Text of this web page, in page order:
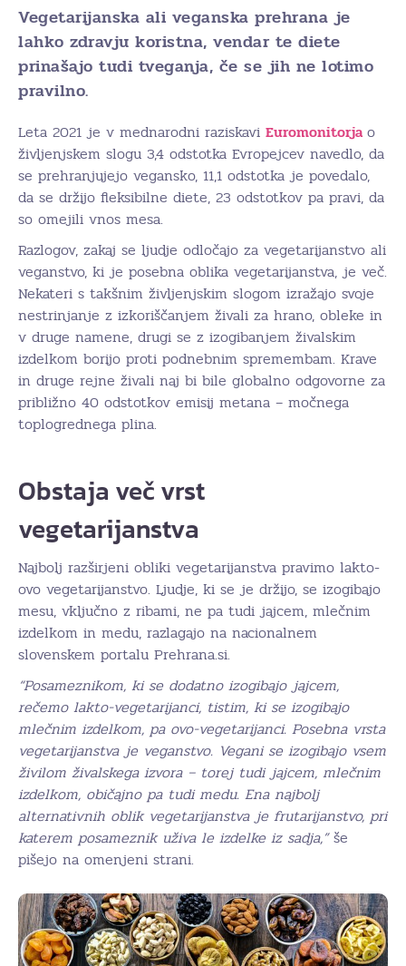
Vegetarijanska ali veganska prehrana je
lahko zdravju koristna, vendar te diete
prinašajo tudi tveganja, če se jih ne lotimo
pravilno.
Leta 2021 je v mednarodni raziskavi Euromonitorjao
življenjskem slogu 3,4 odstotka Evropejcev navedlo, da
se prehranjujejo vegansko, 11,1 odstotka je povedalo,
da se držijo fleksibilne diete, 23 odstotkov pa pravi, da
so omejili vnos mesa.
Razlogov, zakaj se ljudje odločajo za vegetarijanstvo ali
veganstvo, ki je posebna oblika vegetarijanstva, je več.
Nekateri s takšnim življenjskim slogom izražajo svoje
nestrinjanje z izkoriščanjem živali za hrano, obleke in
v druge namene, drugi se z izogibanjem živalskim
izdelkom borijo proti podnebnim spremembam. Krave
in druge rejne živali naj bi bile globalno odgovorne za
približno 40 odstotkov emisij metana – močnega
toplogrednega plina.
Obstaja več vrst
vegetarijanstva
Najbolj razširjeni obliki vegetarijanstva pravimo lakto-
ovo vegetarijanstvo. Ljudje, ki se je držijo, se izogibajo
mesu, vključno z ribami, ne pa tudi jajcem, mlečnim
izdelkom in medu, razlagajo na nacionalnem
slovenskem portalu Prehrana.si.
“Posameznikom, ki se dodatno izogibajo jajcem,
rečemo lakto-vegetarijanci, tistim, ki se izogibajo
mlečnim izdelkom, pa ovo-vegetarijanci. Posebna vrsta
vegetarijanstva je veganstvo. Vegani se izogibajo vsem
živilom živalskega izvora – torej tudi jajcem, mlečnim
izdelkom, običajno pa tudi medu. Ena najbolj
alternativnih oblik vegetarijanstva je frutarijanstvo, pri
katerem posameznik uživa le izdelke iz sadja,”še
pišejo na omenjeni strani.